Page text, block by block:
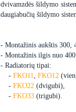
dvivamzdės šildymo
daugiabučių šildymo
- Montažinis aukštis 300,
- Montažinis ilgis nuo
- Radiatorių tipai:
- FKO11, FKO12
- FKO22 (dvigubi),
- FKO33 (trigubi).